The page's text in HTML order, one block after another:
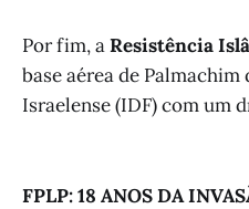
Por fim, aResistência
base aérea de Palmachim
Israelense (IDF) com um
FPLP: 18 ANOS DA